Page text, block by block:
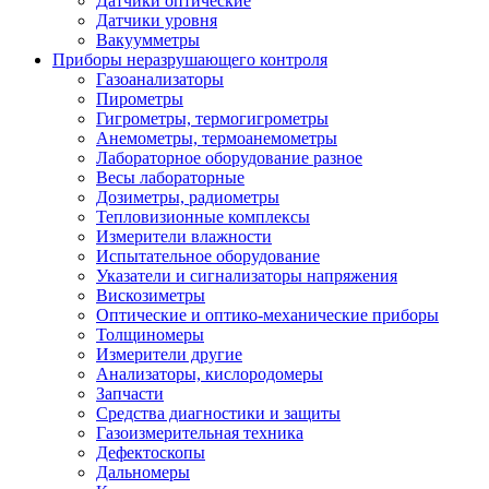
Датчики уровня
Вакуумметры
Приборы неразрушающего контроля
Газоанализаторы
Пирометры
Гигрометры, термогигрометры
Анемометры, термоанемометры
Лабораторное оборудование разное
Весы лабораторные
Дозиметры, радиометры
Тепловизионные комплексы
Измерители влажности
Испытательное оборудование
Указатели и сигнализаторы напряжения
Вискозиметры
Оптические и оптико-механические приборы
Толщиномеры
Измерители другие
Анализаторы, кислородомеры
Запчасти
Средства диагностики и защиты
Газоизмерительная техника
Дефектоскопы
Дальномеры